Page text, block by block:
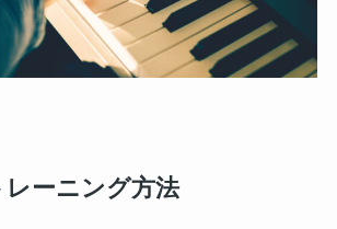
レーニング方法